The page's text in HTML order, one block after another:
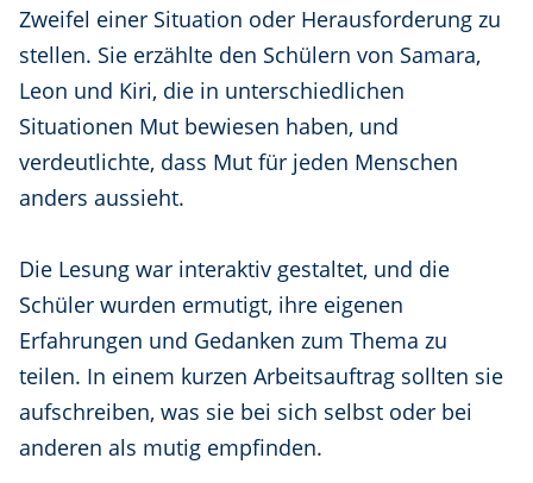
Zweifel einer Situation oder Herausforderung zu
stellen. Sie erzählte den Schülern von Samara,
Leon und Kiri, die in unterschiedlichen
Situationen Mut bewiesen haben, und
verdeutlichte, dass Mut für jeden Menschen
anders aussieht.
Die Lesung war interaktiv gestaltet, und die
Schüler wurden ermutigt, ihre eigenen
Erfahrungen und Gedanken zum Thema zu
teilen. In einem kurzen Arbeitsauftrag sollten sie
aufschreiben, was sie bei sich selbst oder bei
anderen als mutig empfinden.